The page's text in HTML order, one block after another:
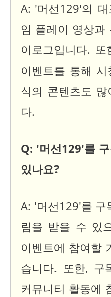
A: '머선129'의
임 플레이 영상과
이로그입니다.
이벤트를 통해
식의 콘텐츠도
다.
Q: '머선129'를
있나요?
A: '머선129'를 구
림을 받을 수 있
이벤트에 참여할
습니다. 또한, 구
커뮤니티 활동에